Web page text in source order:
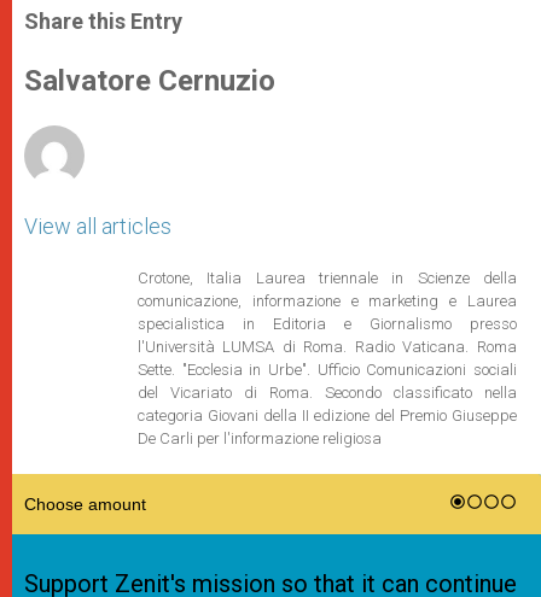
t
s
p
p
s
e
g
e
e
b
o
k
r
Share this Entry
Salvatore Cernuzio
View all articles
Crotone, Italia Laurea triennale in Scienze della
comunicazione, informazione e marketing e Laurea
specialistica in Editoria e Giornalismo presso
l'Università LUMSA di Roma. Radio Vaticana. Roma
Sette. "Ecclesia in Urbe". Ufficio Comunicazioni sociali
del Vicariato di Roma. Secondo classificato nella
categoria Giovani della II edizione del Premio Giuseppe
De Carli per l'informazione religiosa